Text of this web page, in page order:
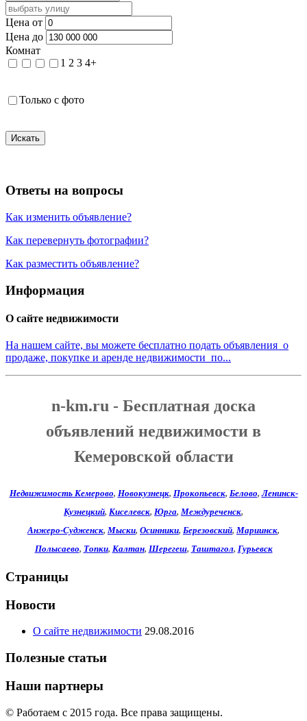
Цена от
Цена до
Комнат
1 2 3 4+
Только с фото
Искать
Ответы на вопросы
Как изменить объявление?
Как перевернуть фотографии?
Как разместить объявление?
Информация
О сайте недвижимости
На нашем сайте, вы можете бесплатно подать объявления о
продаже, покупке и аренде недвижимости по...
n-km.ru - Бесплатная доска
объявлений недвижимости в
Кемеровской области
Недвижимость Кемерово, Новокузнецк, Прокопьевск, Белово,Ленинск-
Кузнецкий, Киселевск, Юрга, Междуреченск,
Анжеро-Судженск, Мыски, Осинники, Березовский, Мариинск,
Полысаево, Топки, Калтан, Шерегеш, Таштагол, Гурьевск
Страницы
Новости
О сайте недвижимости 29.08.2016
Полезные статьи
Наши партнеры
© Работаем c 2015 года. Все права защищены.